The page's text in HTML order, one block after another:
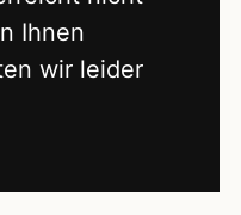
Ihnen
wir leider